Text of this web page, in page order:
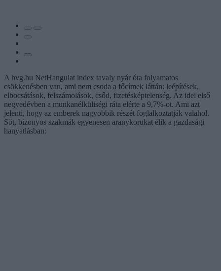
A hvg.hu NetHangulat index tavaly nyár óta folyamatos
csökkenésben van, ami nem csoda a főcímek láttán: leépítések,
elbocsátások, felszámolások, csőd, fizetésképtelenség. Az idei első
negyedévben a munkanélküliségi ráta elérte a 9,7%-ot. Ami azt
jelenti, hogy az emberek nagyobbik részét foglalkoztatják valahol.
Sőt, bizonyos szakmák egyenesen aranykorukat élik a gazdasági
hanyatlásban: